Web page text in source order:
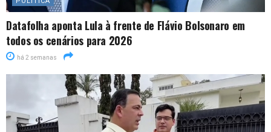
Datafolha aponta Lula à frente de Flávio Bolsonaro em
todos os cenários para 2026
há 2 semanas